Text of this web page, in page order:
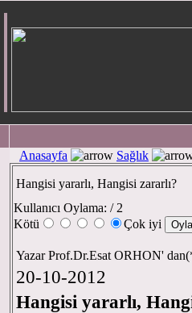
Anasayfa Sağlık
Hangisi yararlı, Hangisi zararlı?
Kullanıcı Oylama: / 2
Kötü
Çok iyi
Yazar Prof.Dr.Esat ORHON'
20-10-2012
Hangisi yararlı,